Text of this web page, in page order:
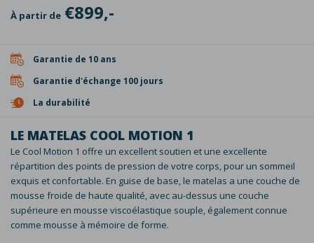
À partir de €899,-
Garantie de 10 ans
Garantie d'échange 100 jours
La durabilité
LE MATELAS COOL MOTION 1
Le Cool Motion 1 offre un excellent soutien et une excellente
répartition des points de pression de votre corps, pour un sommeil
exquis et confortable. En guise de base, le matelas a une couche de
mousse froide de haute qualité, avec au-dessus une couche
supérieure en mousse viscoélastique souple, également connue
comme mousse à mémoire de forme.